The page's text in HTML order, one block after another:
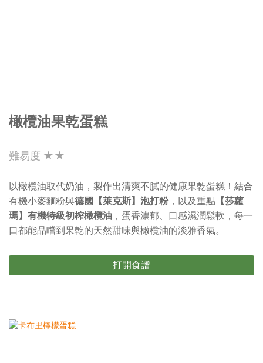
橄欖油果乾蛋糕
難易度 ★★
以橄欖油取代奶油，製作出清爽不膩的健康果乾蛋糕！結合
有機小麥麵粉與德國【萊克斯】泡打粉，以及重點 【莎蘿
瑪】有機特級初榨橄欖油 ，蛋香濃郁、口感濕潤鬆軟，每一
口都能品嚐到果乾的天然甜味與橄欖油的淡雅香氣。
打開食譜